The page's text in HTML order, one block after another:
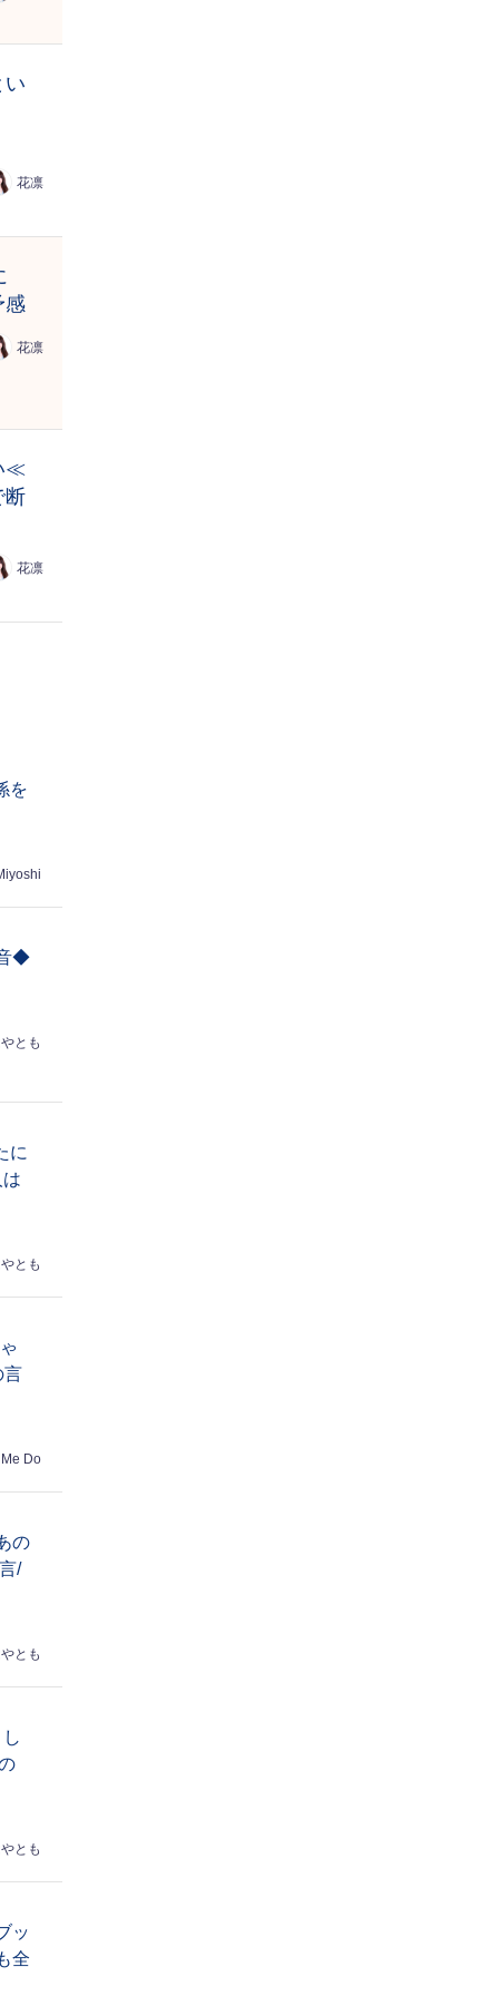
い
花凛
感
花凛
≪
断
花凛
を
◆
とも
に
とも
言
Do
の
/
とも
とも
ッ
全